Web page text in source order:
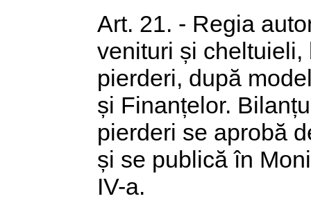
Art. 21. - Regia
venituri și
pierderi, după
și Finanțelor.
pierderi se aprobă
și se publică în
IV-a.